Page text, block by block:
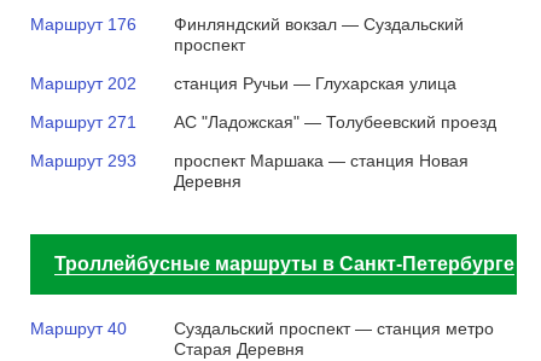
Маршрут 176
Финляндский вокзал — Суздальский
проспект
Маршрут 202
станция Ручьи — Глухарская улица
Маршрут 271
АС "Ладожская" — Толубеевский проезд
Маршрут 293
проспект Маршака — станция Новая
Деревня
Троллейбусные маршруты в Санкт-Петербурге
Маршрут 40
Суздальский проспект — станция метро
Старая Деревня